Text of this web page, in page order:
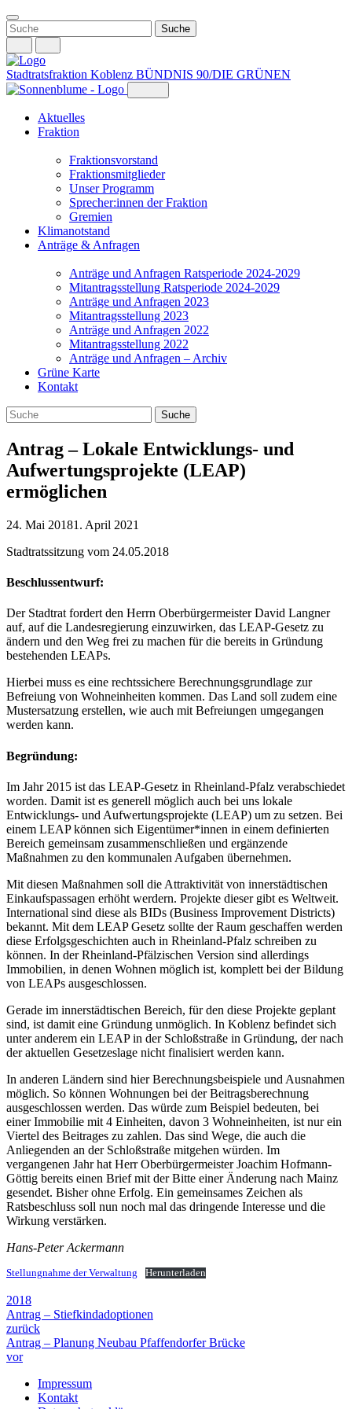
Weiter
zum
Inhalt
Stadtratsfraktion Koblenz BÜNDNIS 90/DIE GRÜNEN
Aktuelles
Fraktion
Fraktionsvorstand
Fraktionsmitglieder
Unser Programm
Sprecher:innen der Fraktion
Gremien
Klimanotstand
Anträge & Anfragen
Anträge und Anfragen Ratsperiode 2024-2029
Mitantragsstellung Ratsperiode 2024-2029
Anträge und Anfragen 2023
Mitantragsstellung 2023
Anträge und Anfragen 2022
Mitantragsstellung 2022
Anträge und Anfragen – Archiv
Grüne Karte
Kontakt
Antrag – Lokale Entwicklungs- und
Aufwertungsprojekte (LEAP)
ermöglichen
24. Mai 20181. April 2021
Stadtratssitzung vom 24.05.2018
Beschlussentwurf:
Der Stadtrat fordert den Herrn Oberbürgermeister David Langner
auf, auf die Landesregierung einzuwirken, das LEAP-Gesetz zu
ändern und den Weg frei zu machen für die bereits in Gründung
bestehenden LEAPs.
Hierbei muss es eine rechtssichere Berechnungsgrundlage zur
Befreiung von Wohneinheiten kommen. Das Land soll zudem eine
Mustersatzung erstellen, wie auch mit Befreiungen umgegangen
werden kann.
Begründung:
Im Jahr 2015 ist das LEAP-Gesetz in Rheinland-Pfalz verabschiedet
worden. Damit ist es generell möglich auch bei uns lokale
Entwicklungs- und Aufwertungsprojekte (LEAP) um zu setzen. Bei
einem LEAP können sich Eigentümer*innen in einem definierten
Bereich gemeinsam zusammenschließen und ergänzende
Maßnahmen zu den kommunalen Aufgaben übernehmen.
Mit diesen Maßnahmen soll die Attraktivität von innerstädtischen
Einkaufspassagen erhöht werdern. Projekte dieser gibt es Weltweit.
International sind diese als BIDs (Business Improvement Districts)
bekannt. Mit dem LEAP Gesetz sollte der Raum geschaffen werden
diese Erfolgsgeschichten auch in Rheinland-Pfalz schreiben zu
können. In der Rheinland-Pfälzischen Version sind allerdings
Immobilien, in denen Wohnen möglich ist, komplett bei der Bildung
von LEAPs ausgeschlossen.
Gerade im innerstädtischen Bereich, für den diese Projekte geplant
sind, ist damit eine Gründung unmöglich. In Koblenz befindet sich
unter anderem ein LEAP in der Schloßstraße in Gründung, der nach
der aktuellen Gesetzeslage nicht finalisiert werden kann.
In anderen Ländern sind hier Berechnungsbeispiele und Ausnahmen
möglich. So können Wohnungen bei der Beitragsberechnung
ausgeschlossen werden. Das würde zum Beispiel bedeuten, bei
einer Immobilie mit 4 Einheiten, davon 3 Wohneinheiten, ist nur ein
Viertel des Beitrages zu zahlen. Das sind Wege, die auch die
Anliegenden an der Schloßstraße mitgehen würden. Im
vergangenen Jahr hat Herr Oberbürgermeister Joachim Hofmann-
Göttig bereits einen Brief mit der Bitte einer Änderung nach Mainz
gesendet. Bisher ohne Erfolg. Ein gemeinsames Zeichen als
Ratsbeschluss soll nun noch mal das dringende Interesse und die
Wirkung verstärken.
Hans-Peter Ackermann
Stellungnahme der Verwaltung Herunterladen
2018
Antrag – Stiefkindadoptionen
zurück
Antrag – Planung Neubau Pfaffendorfer Brücke
vor
Impressum
Kontakt